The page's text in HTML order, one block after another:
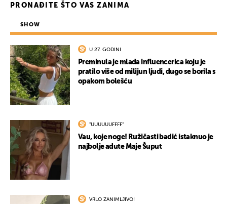
PRONAĐITE ŠTO VAS ZANIMA
SHOW
U 27. GODINI
Preminula je mlada influencerica koju je
pratilo više od milijun ljudi, dugo se borila s
opakom bolešću
"UUUUUUFFFF"
Vau, koje noge! Ružičasti badić istaknuo je
najbolje adute Maje Šuput
VRLO ZANIMLJIVO!